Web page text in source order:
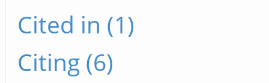
Cited in (1)
Citing (6)